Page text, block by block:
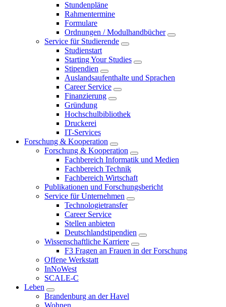
Stundenpläne
Rahmentermine
Formulare
Ordnungen / Modulhandbücher
Service für Studierende
Studienstart
Starting Your Studies
Stipendien
Auslandsaufenthalte und Sprachen
Career Service
Finanzierung
Gründung
Hochschulbibliothek
Druckerei
IT-Services
Forschung & Kooperation
Forschung & Kooperation
Fachbereich Informatik und Medien
Fachbereich Technik
Fachbereich Wirtschaft
Publikationen und Forschungsbericht
Service für Unternehmen
Technologietransfer
Career Service
Stellen anbieten
Deutschlandstipendien
Wissenschaftliche Karriere
F3 Fragen an Frauen in der Forschung
Offene Werkstatt
InNoWest
SCALE-C
Leben
Brandenburg an der Havel
Wohnen